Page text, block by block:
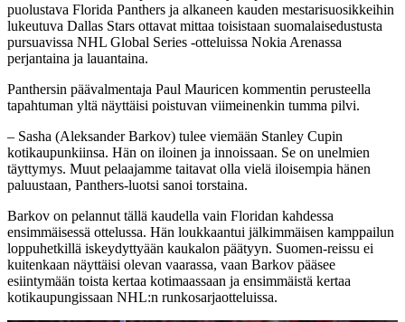
puolustava Florida Panthers ja alkaneen kauden mestarisuosikkeihin
lukeutuva Dallas Stars ottavat mittaa toisistaan suomalaisedustusta
pursuavissa NHL Global Series -otteluissa Nokia Arenassa
perjantaina ja lauantaina.
Panthersin päävalmentaja Paul Mauricen kommentin perusteella
tapahtuman yltä näyttäisi poistuvan viimeinenkin tumma pilvi.
– Sasha (Aleksander Barkov) tulee viemään Stanley Cupin
kotikaupunkiinsa. Hän on iloinen ja innoissaan. Se on unelmien
täyttymys. Muut pelaajamme taitavat olla vielä iloisempia hänen
paluustaan, Panthers-luotsi sanoi torstaina.
Barkov on pelannut tällä kaudella vain Floridan kahdessa
ensimmäisessä ottelussa. Hän loukkaantui jälkimmäisen kamppailun
loppuhetkillä iskeydyttyään kaukalon päätyyn. Suomen-reissu ei
kuitenkaan näyttäisi olevan vaarassa, vaan Barkov pääsee
esiintymään toista kertaa kotimaassaan ja ensimmäistä kertaa
kotikaupungissaan NHL:n runkosarjaotteluissa.